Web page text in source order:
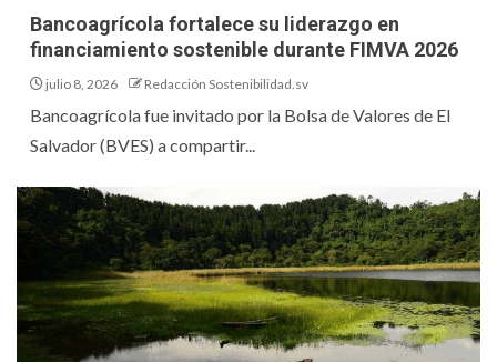
Bancoagrícola fortalece su liderazgo en
financiamiento sostenible durante FIMVA 2026
julio 8, 2026 Redacción Sostenibilidad.sv
Bancoagrícola fue invitado por la Bolsa de Valores de El
Salvador (BVES) a compartir...